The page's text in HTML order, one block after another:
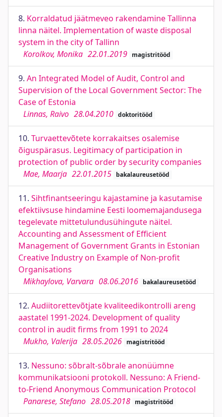
8. Korraldatud jäätmeveo rakendamine Tallinna
linna näitel. Implementation of waste disposal
system in the city of Tallinn
Korolkov, Monika 22.01.2019 magistritööd
9. An Integrated Model of Audit, Control and
Supervision of the Local Government Sector: The
Case of Estonia
Linnas, Raivo 28.04.2010 doktoritööd
10. Turvaettevõtete korrakaitses osalemise
õiguspärasus. Legitimacy of participation in
protection of public order by security companies
Mae, Maarja 22.01.2015 bakalaureusetööd
11. Sihtfinantseeringu kajastamine ja kasutamise
efektiivsuse hindamine Eesti loomemajandusega
tegelevate mittetulundusühingute näitel.
Accounting and Assessment of Efficient
Management of Government Grants in Estonian
Creative Industry on Example of Non-profit
Organisations
Mikhaylova, Varvara 08.06.2016 bakalaureusetööd
12. Audiitorettevõtjate kvaliteedikontrolli areng
aastatel 1991-2024. Development of quality
control in audit firms from 1991 to 2024
Mukho, Valerija 28.05.2026 magistritööd
13. Nessuno: sõbralt-sõbrale anonüümne
kommunikatsiooni protokoll. Nessuno: A Friend-
to-Friend Anonymous Communication Protocol
Panarese, Stefano 28.05.2018 magistritööd